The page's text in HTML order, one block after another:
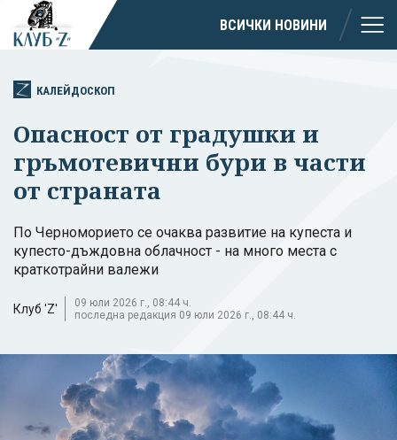
ВСИЧКИ НОВИНИ
КАЛЕЙДОСКОП
Опасност от градушки и
гръмотевични бури в части
от страната
По Черноморието се очаква развитие на купеста и
купесто-дъждовна облачност - на много места с
краткотрайни валежи
Клуб 'Z'
09 юли 2026 г., 08:44 ч.
последна редакция 09 юли 2026 г., 08:44 ч.